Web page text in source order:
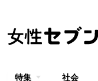
特集 社会